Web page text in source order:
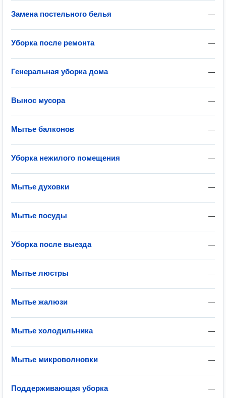
—
Замена постельного белья
—
Уборка после ремонта
—
Генеральная уборка дома
—
Вынос мусора
—
Мытье балконов
—
Уборка нежилого помещения
—
Мытье духовки
—
Мытье посуды
—
Уборка после выезда
—
Мытье люстры
—
Мытье жалюзи
—
Мытье холодильника
—
Мытье микроволновки
—
Поддерживающая уборка